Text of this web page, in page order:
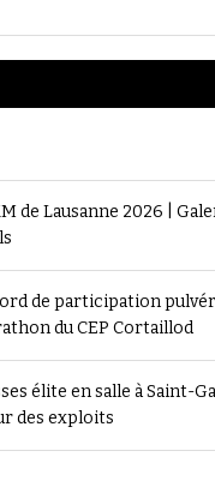
de Lausanne 2026 |
de participation
du CEP Cortaillod
élite en salle à Saint-
des exploits